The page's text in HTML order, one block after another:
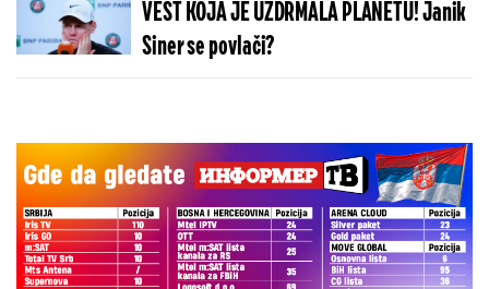
VEST KOJA JE UZDRMALA PLANETU! Janik
Siner se povlači?